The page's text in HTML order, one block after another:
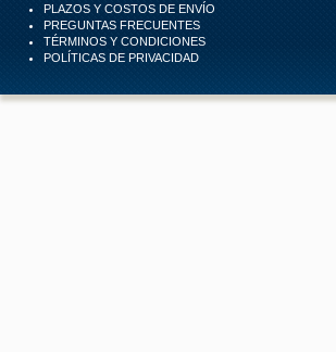
PLAZOS Y COSTOS DE ENVÍO
PREGUNTAS FRECUENTES
TÉRMINOS Y CONDICIONES
POLÍTICAS DE PRIVACIDAD